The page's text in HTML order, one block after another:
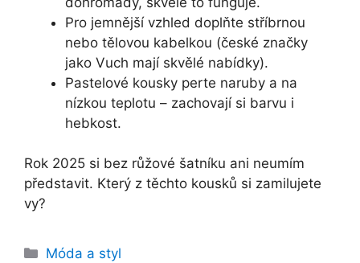
Pro jemnější vzhled doplňte stříbrnou
nebo tělovou kabelkou (české značky
jako Vuch mají skvělé nabídky).
Pastelové kousky perte naruby a na
nízkou teplotu – zachovají si barvu i
hebkost.
Rok 2025 si bez růžové šatníku ani neumím
představit. Který z těchto kousků si zamilujete
vy?
Rubriky
Móda a styl